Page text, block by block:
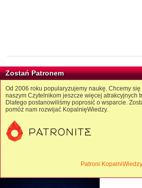
Zostań Patronem
Od 2006 roku popularyzujemy naukę. Chcemy
naszym Czytelnikom jeszcze więcej atrakcyjnych
Dlatego postanowiliśmy poprosić o wsparcie.
pomóż nam rozwijać KopalnięWiedzy.
Patroni KopalniWiedzy